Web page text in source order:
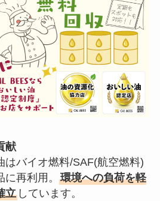
献
はバイオ燃料/SAF(航空燃料)
再利用。 環境への負荷を軽
立しています。